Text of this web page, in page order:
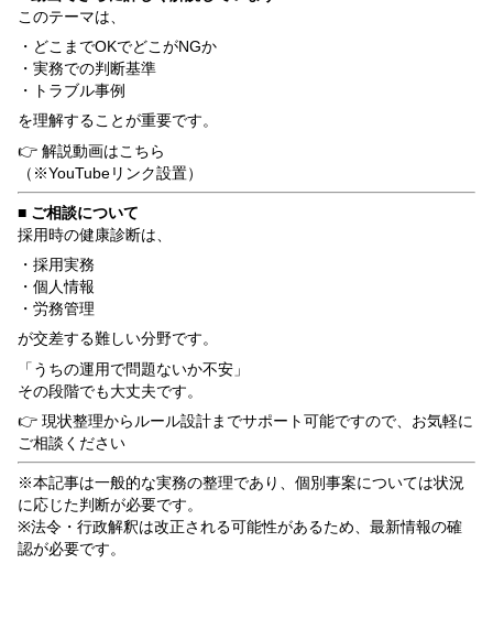
このテーマは、
・どこまでOKでどこがNGか
・実務での判断基準
・トラブル事例
を理解することが重要です。
👉 解説動画はこちら
（※YouTubeリンク設置）
■ ご相談について
採用時の健康診断は、
・採用実務
・個人情報
・労務管理
が交差する難しい分野です。
「うちの運用で問題ないか不安」
その段階でも大丈夫です。
👉 現状整理からルール設計までサポート可能ですので、お気軽に
ご相談ください
※本記事は一般的な実務の整理であり、個別事案については状況
に応じた判断が必要です。
※法令・行政解釈は改正される可能性があるため、最新情報の確
認が必要です。